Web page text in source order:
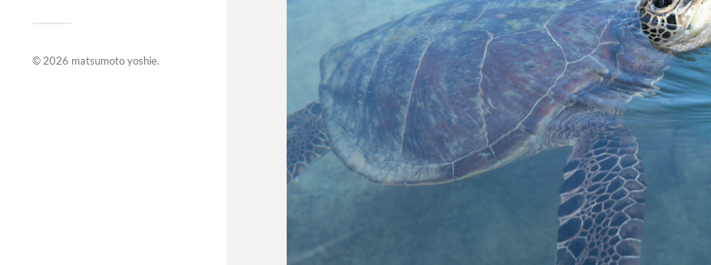
© 2026 matsumoto yoshie.